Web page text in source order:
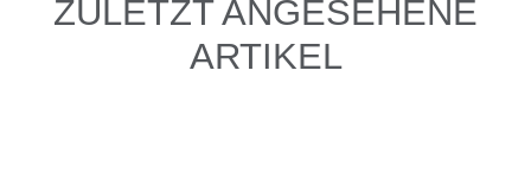
ZULETZT ANGESEHENE
ARTIKEL